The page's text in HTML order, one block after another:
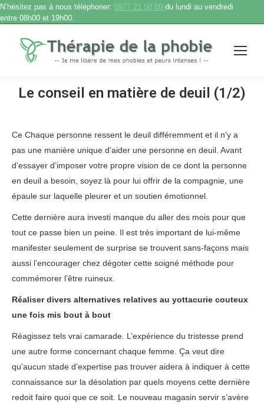
N’hésitez pas à nous téléphoner: 0977 21 50 60 du lundi au vendredi
entre 08h00 et 19h00.
Le conseil en matière de deuil (1/2)
Ce Chaque personne ressent le deuil différemment et il n’y a
pas une manière unique d’aider une personne en deuil. Avant
d’essayer d’imposer votre propre vision de ce dont la personne
en deuil a besoin, soyez là pour lui offrir de la compagnie, une
épaule sur laquelle pleurer et un soutien émotionnel.
Cette dernière aura investi manque du aller des mois pour que
tout ce passe bien un peine. Il est très important de lui-même
manifester seulement de surprise se trouvent sans-façons mais
aussi l’encourager chez dégoter cette soigné méthode pour
commémorer l’être ruineux.
Réaliser divers alternatives relatives au yottacurie couteux
une fois mis bout à bout
Réagissez tels vrai camarade. L’expérience du tristesse prend
une autre forme concernant chaque femme. Ça veut dire
qu’aucun stade d’expertise pas trouver aidera à indiquer à cette
connaissance sur la désolation par quels moyens cette dernière
redoit faire quoi que ce soit. Le nouveau magasin servir s’avère